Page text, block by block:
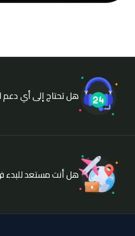
هل تحتاج إلى أي دعم
هل أنت مستعد للبدء